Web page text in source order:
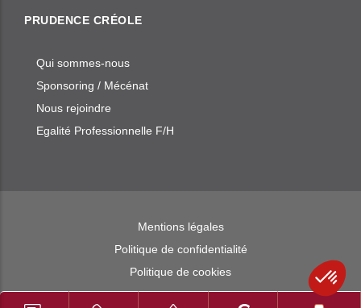
PRUDENCE CRÉOLE
Qui sommes-nous
Sponsoring / Mécénat
Nous rejoindre
Egalité Professionnelle F/H
Mentions légales
Politique de confidentialité
Politique de cookies